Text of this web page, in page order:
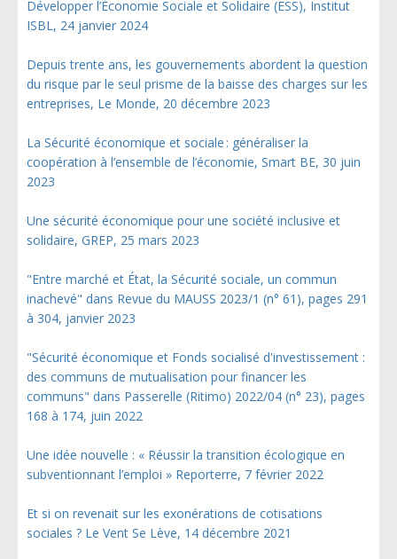
Développer l’Économie Sociale et Solidaire (ESS), Institut
ISBL, 24 janvier 2024
Depuis trente ans, les gouvernements abordent la question
du risque par le seul prisme de la baisse des charges sur les
entreprises, Le Monde, 20 décembre 2023
La Sécurité économique et sociale : généraliser la
coopération à l’ensemble de l’économie, Smart BE, 30 juin
2023
Une sécurité économique pour une société inclusive et
solidaire, GREP, 25 mars 2023
"Entre marché et État, la Sécurité sociale, un commun
inachevé" dans Revue du MAUSS 2023/1 (n° 61), pages 291
à 304, janvier 2023
"Sécurité économique et Fonds socialisé d'investissement :
des communs de mutualisation pour financer les
communs" dans Passerelle (Ritimo) 2022/04 (n° 23), pages
168 à 174, juin 2022
Une idée nouvelle : « Réussir la transition écologique en
subventionnant l’emploi » Reporterre, 7 février 2022
Et si on revenait sur les exonérations de cotisations
sociales ? Le Vent Se Lève, 14 décembre 2021